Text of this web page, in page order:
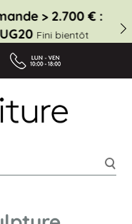
2.700 € :
bientôt